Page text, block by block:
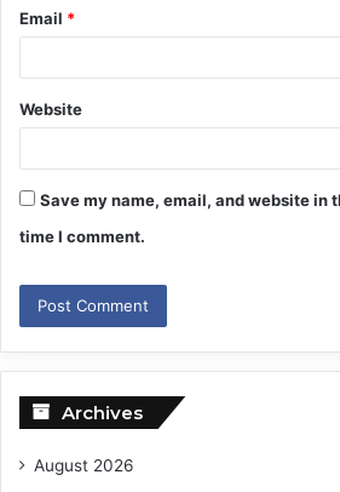
Email *
Website
Save my name, email, and website in
time I comment.
Archives
August 2026